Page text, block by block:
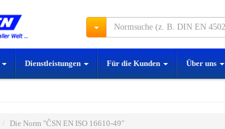
Dienstleistungen Für die Kunden Über uns
Die Norm "ČSN EN ISO 16610-49"